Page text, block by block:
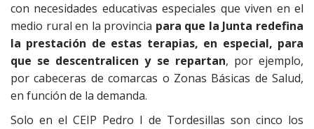
con necesidades educativas especiales que viven en el
medio rural en la provincia para que la Junta redefina
la prestación de estas terapias, en especial, para
que se descentralicen y se repartan, por ejemplo,
por cabeceras de comarcas o Zonas Básicas de Salud,
en función de la demanda.
Solo en el CEIP Pedro I de Tordesillas son cinco los